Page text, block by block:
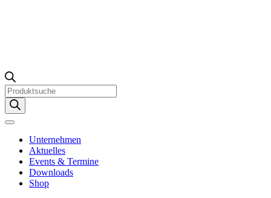
Products
search
Unternehmen
Aktuelles
Events & Termine
Downloads
Shop